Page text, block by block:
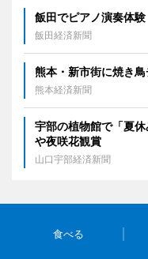
飯田でピアノ演奏体
飯田経済新聞
熊本・新市街に焼き
熊本経済新聞
宇部の植物館で「夏
や夜咲花観賞
山口宇部経済新聞
食べる